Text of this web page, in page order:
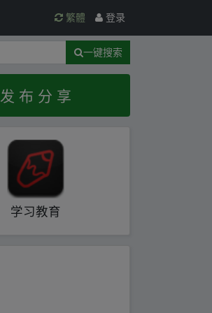
繁體 登录
一键搜索
发 布 分 享
学习教育